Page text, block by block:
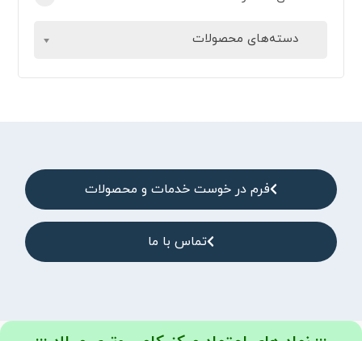
دسته‌های محصولات
فرم در خوست خدمات و محصولات
تماس با ما